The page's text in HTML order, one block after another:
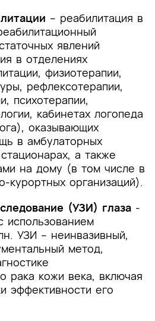
– реабилитация в
явлений
в отделениях
физиотерапии,
рефлексотерапии,
психотерапии,
кабинетах логопеда
оказывающих
в амбулаторных
а также
на дому (в том числе в
курортных организаций).
(УЗИ) глаза -
использованием
УЗИ – неинвазивный,
метод,
рака кожи века, включая
эффективности его